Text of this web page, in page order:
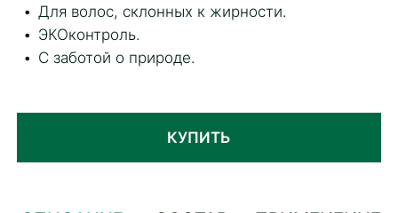
Для волос, склонных к жирности.
ЭКОконтроль.
С заботой о природе.
КУПИТЬ